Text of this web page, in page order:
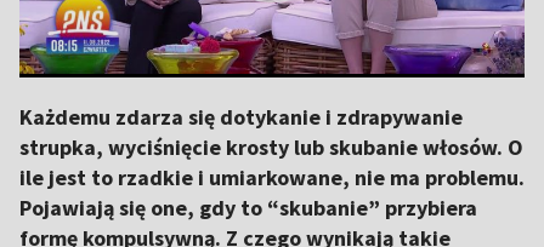
Każdemu zdarza się dotykanie i zdrapywanie
strupka, wyciśnięcie krosty lub skubanie włosów. O
ile jest to rzadkie i umiarkowane, nie ma problemu.
Pojawiają się one, gdy to “skubanie” przybiera
formę kompulsywną. Z czego wynikają takie